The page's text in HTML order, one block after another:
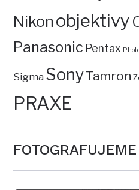
Nikon objektivy
Panasonic Pentax
Sigma SonyTamron
PRAXE
FOTOGRAFUJEME